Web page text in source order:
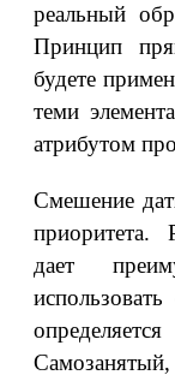
реальный
Принцип
будете
теми
атрибутом
Смешение
приоритета.
дает
Самозанятый,